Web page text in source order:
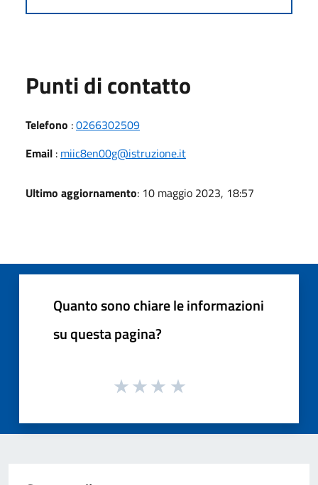
Punti di contatto
Telefono :0266302509
Email : miic8en00g@istruzione.it
Ultimo aggiornamento: 10 maggio 2023, 18:57
Quanto sono chiare le informazioni
su questa pagina?